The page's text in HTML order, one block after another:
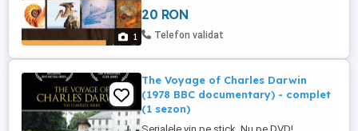
1
20 RON
Telefon validat
The Voyage of Charles Darwin
(1978 BBC documentary) - complet
(1 sezon)